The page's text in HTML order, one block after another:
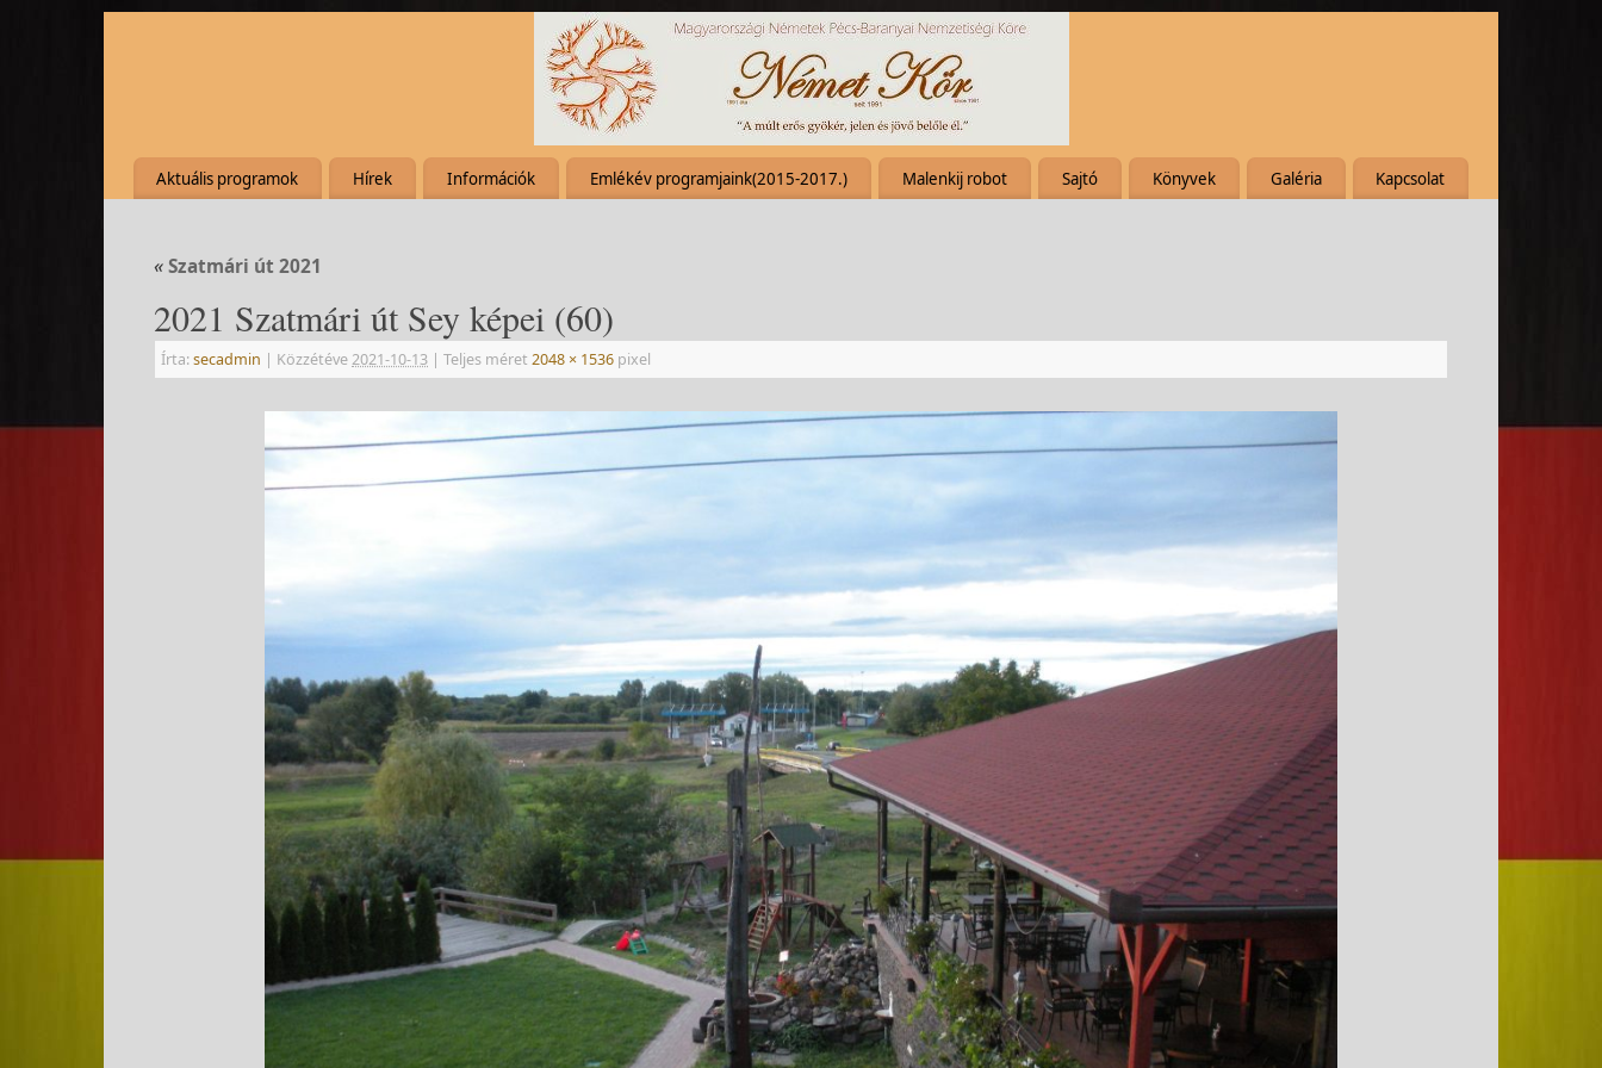
Aktuális programok Hírek Információk Emlékév programjaink(2015-2017.) Malenkij robot Sajtó Könyvek Galéria Kapcsolat
«Szatmári út 2021
2021 Szatmári út Sey képei (60)
Írta:secadmin | Közzétéve2021-10-13 | Teljes méret 2048 × 1536 pixel